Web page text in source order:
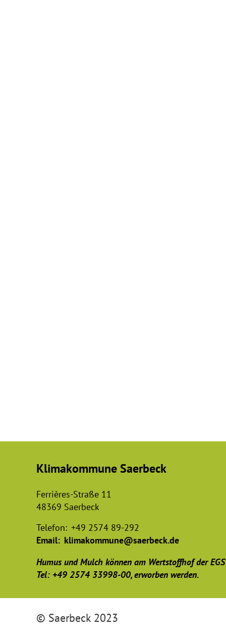
Klimakommune Saerbeck
Ferrières-Straße 11
48369 Saerbeck
Telefon: +49 2574 89-292
Email: klimakommune@saerbeck.de
Humus und Mulch können am Wertstoffhof der
Tel: +49 2574 33998-00, erworben werden.
© Saerbeck 2023